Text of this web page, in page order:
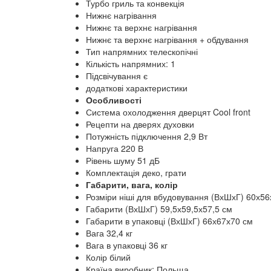
Турбо гриль та конвекція
Нижнє нагрівання
Нижнє та верхнє нагрівання
Нижнє та верхнє нагрівання + обдування
Тип напрямних телескопічні
Кількість напрямних: 1
Підсвічування є
додаткові характеристики
Особливості
Система охолодження дверцят Cool front
Рецепти на дверях духовки
Потужність підключення 2,9 Вт
Напруга 220 В
Рівень шуму 51 дБ
Комплектація деко, грати
Габарити, вага, колір
Розміри ніші для вбудовування (ВхШхГ)
Габарити (ВхШхГ) 59,5х59,5х57,5 см
Габарити в упаковці (ВхШхГ) 66х67х70 см
Вага 32,4 кг
Вага в упаковці 36 кг
Колір білий